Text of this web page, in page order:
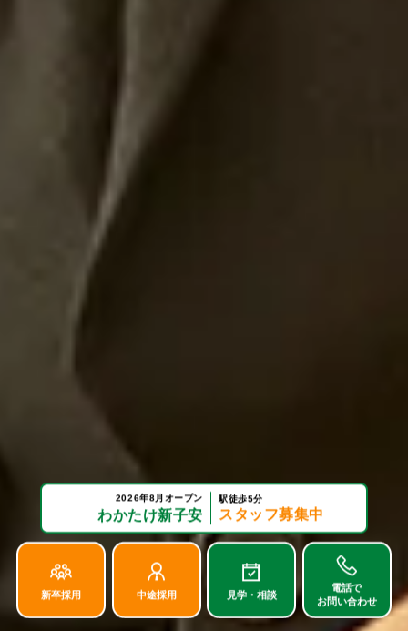
新卒採用 中途採用 見学・相談
電話で
お問い合わせ
2026年8月オープン
わかたけ新子安
駅徒歩5分
スタッフ募集中